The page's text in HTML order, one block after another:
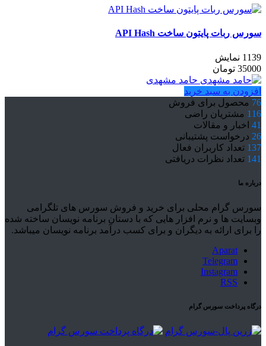
سورس ربات پایتون ساخت API Hash
1139 نمایش
35000 تومان
حامد مشهدی
افزودن به سبد خرید
76 محصول برای فروش
116 مشتریان راضی
41 اخبار و مقالات
26 درخواست پشتیبانی
137 تعداد کاربران فعال
141 تعداد نظرات دریافتی
درباره ما
سورس گرام محلی برای خرید و فروش سورس های تلگرامی
وبسایت ها و نرم افزار هایی که با دستان برنامه نویسان ساخته شده
را برای ارائه به دیگران و برای کسب درآمد برنامه نویسان میباشد.
Aparat
Telegram
Instagram
RSS
درگاه پرداخت سورس گرام